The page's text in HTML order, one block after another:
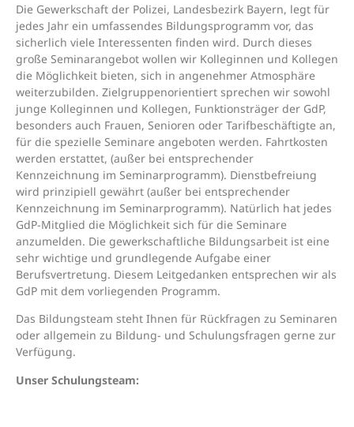
Die Gewerkschaft der Polizei, Landesbezirk Bayern, legt für
jedes Jahr ein umfassendes Bildungsprogramm vor, das
sicherlich viele Interessenten finden wird. Durch dieses
große Seminarangebot wollen wir Kolleginnen und Kollegen
die Möglichkeit bieten, sich in angenehmer Atmosphäre
weiterzubilden. Zielgruppenorientiert sprechen wir sowohl
junge Kolleginnen und Kollegen, Funktionsträger der GdP,
besonders auch Frauen, Senioren oder Tarifbeschäftigte an,
für die spezielle Seminare angeboten werden. Fahrtkosten
werden erstattet, (außer bei entsprechender
Kennzeichnung im Seminarprogramm). Dienstbefreiung
wird prinzipiell gewährt (außer bei entsprechender
Kennzeichnung im Seminarprogramm). Natürlich hat jedes
GdP-Mitglied die Möglichkeit sich für die Seminare
anzumelden. Die gewerkschaftliche Bildungsarbeit ist eine
sehr wichtige und grundlegende Aufgabe einer
Berufsvertretung. Diesem Leitgedanken entsprechen wir als
GdP mit dem vorliegenden Programm.
Das Bildungsteam steht Ihnen für Rückfragen zu Seminaren
oder allgemein zu Bildung- und Schulungsfragen gerne zur
Verfügung.
Unser Schulungsteam: